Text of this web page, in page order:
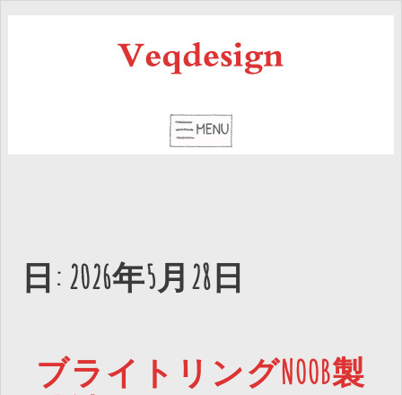
日: 2026年5月28日
ブライトリングNOOB製